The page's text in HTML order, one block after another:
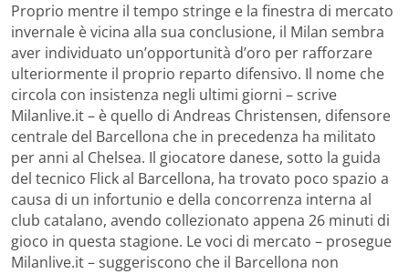
Proprio mentre il tempo stringe e la finestra di mercato
invernale è vicina alla sua conclusione, il Milan sembra
aver individuato un’opportunità d’oro per rafforzare
ulteriormente il proprio reparto difensivo. Il nome che
circola con insistenza negli ultimi giorni – scrive
Milanlive.it – è quello di Andreas Christensen, difensore
centrale del Barcellona che in precedenza ha militato
per anni al Chelsea. Il giocatore danese, sotto la guida
del tecnico Flick al Barcellona, ha trovato poco spazio a
causa di un infortunio e della concorrenza interna al
club catalano, avendo collezionato appena 26 minuti di
gioco in questa stagione. Le voci di mercato – prosegue
Milanlive.it – suggeriscono che il Barcellona non